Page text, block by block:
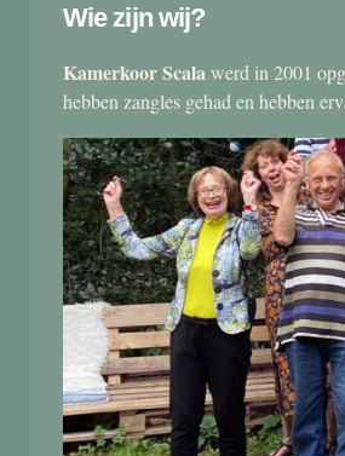
Wie zijn wij?
Kamerkoor Scalawerd in 2001
hebben zangles gehad en hebben